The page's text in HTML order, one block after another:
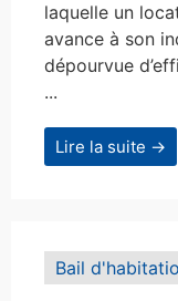
laquelle un
avance à son
dépourvue
...
Lire la suite →
Bail